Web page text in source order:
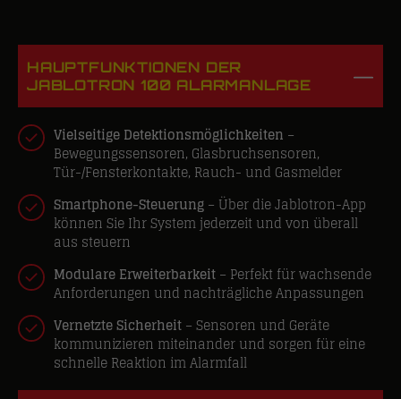
HAUPTFUNKTIONEN DER
JABLOTRON 100 ALARMANLAGE
Vielseitige Detektionsmöglichkeiten –
Bewegungssensoren, Glasbruchsensoren,
Tür-/Fensterkontakte, Rauch- und Gasmelder
Smartphone-Steuerung – Über dieJablotron-App
können Sie Ihr System jederzeit und von überall
aus steuern
Modulare Erweiterbarkeit – Perfekt für wachsende
Anforderungen und nachträgliche Anpassungen
Vernetzte Sicherheit – Sensoren und Geräte
kommunizieren miteinander und sorgen für eine
schnelle Reaktion im Alarmfall